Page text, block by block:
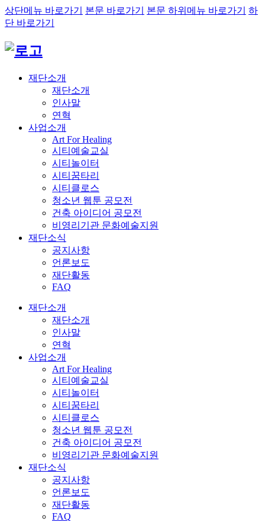
상단메뉴 바로가기 본문 바로가기 본문 하위메뉴 바로가기
하
단 바로가기
재단소개
재단소개
인사말
연혁
사업소개
Art For Healing
시티예술교실
시티놀이터
시티꿈타리
시티클로스
청소년 웹툰 공모전
건축 아이디어 공모전
비영리기관 문화예술지원
재단소식
공지사항
언론보도
재단활동
FAQ
재단소개
재단소개
인사말
연혁
사업소개
Art For Healing
시티예술교실
시티놀이터
시티꿈타리
시티클로스
청소년 웹툰 공모전
건축 아이디어 공모전
비영리기관 문화예술지원
재단소식
공지사항
언론보도
재단활동
FAQ